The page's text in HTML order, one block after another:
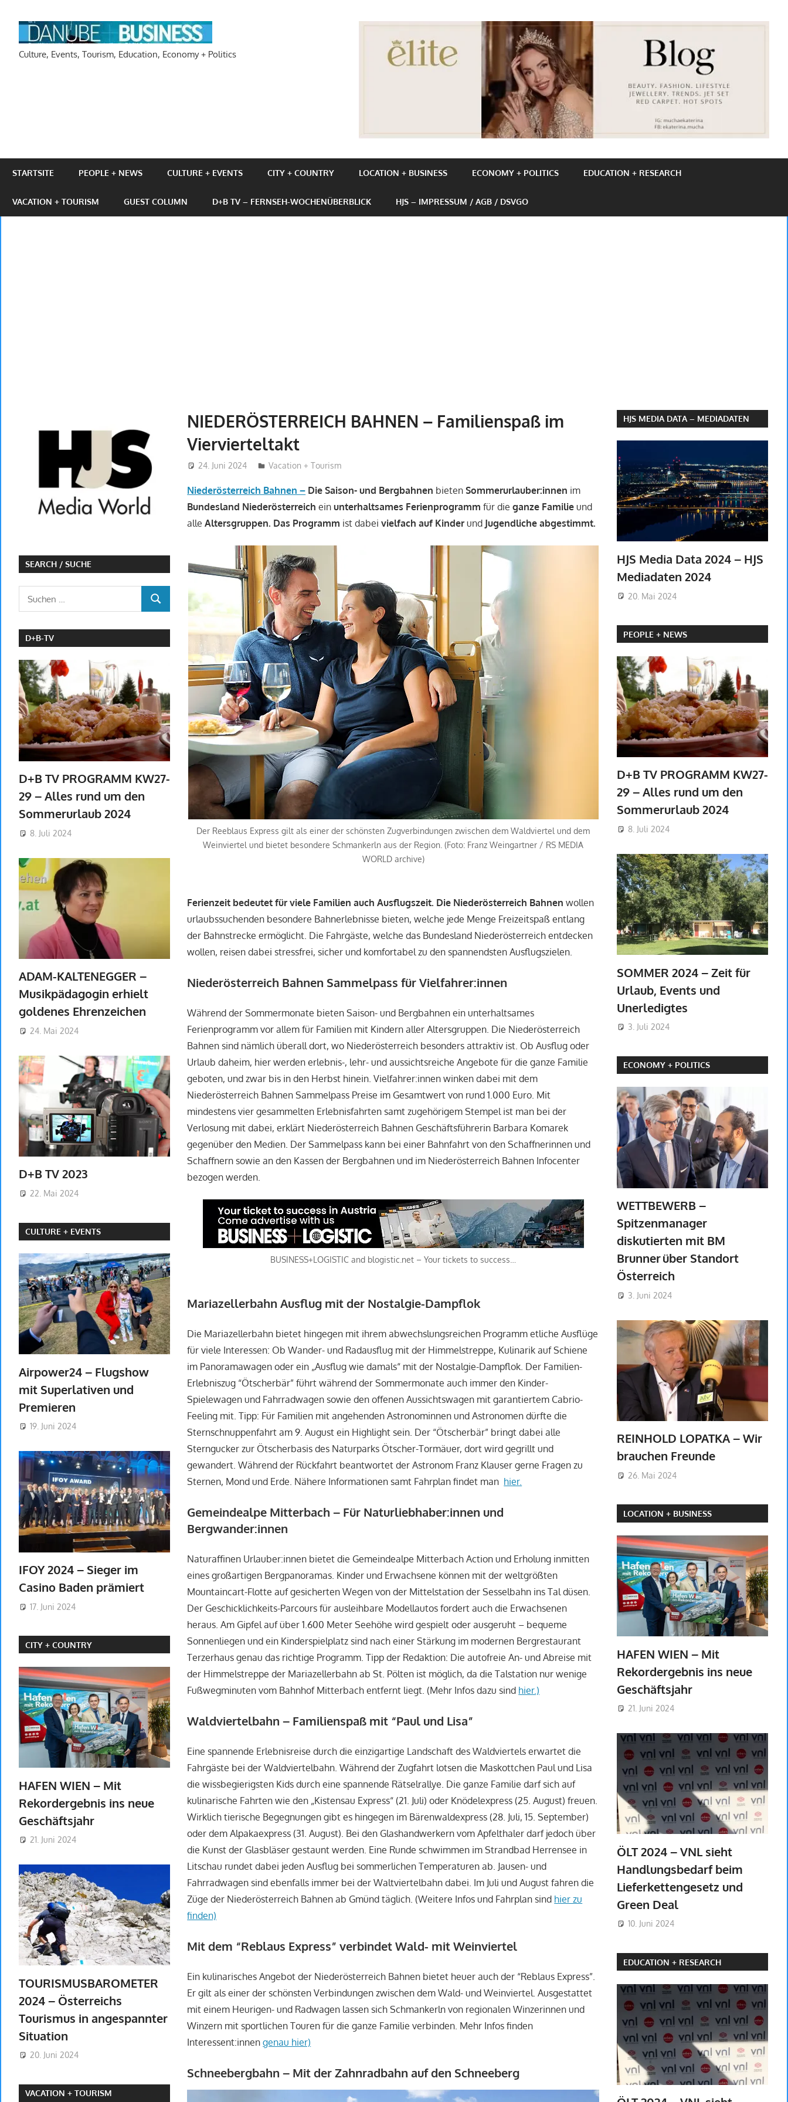
Inhalt
springen
Culture, Events, Tourism, Education, Economy + Politics
STARTSITE PEOPLE + NEWS CULTURE + EVENTS CITY + COUNTRY LOCATION + BUSINESS ECONOMY + POLITICS EDUCATION + RESEARCH
VACATION + TOURISM GUEST COLUMN D+B TV – FERNSEH-WOCHENÜBERBLICK HJS – IMPRESSUM / AGB / DSVGO
NIEDERÖSTERREICH BAHNEN – Familienspaß im
Viervierteltakt
24. Juni 2024 Hans-Joachim Schlobach
Vacation + Tourism
Niederösterreich Bahnen – Die Saison- und Bergbahnen bieten Sommerurlauber:innen im
Bundesland Niederösterreicheinunterhaltsames Ferienprogrammfür dieganze Familieund
alle Altersgruppen. Das Programm ist dabeivielfach auf Kinderund Jugendliche abgestimmt.
Der Reeblaus Express gilt als einer der schönsten Zugverbindungen zwischen dem Waldviertel und dem
Weinviertel und bietet besondere Schmankerln aus der Region. (Foto: Franz Weingartner / RS MEDIA
WORLD archive)
Ferienzeit bedeutet für viele Familien auch Ausflugszeit. Die Niederösterreich Bahnenwollen
urlaubssuchenden besondere Bahnerlebnisse bieten, welche jede Menge Freizeitspaß entlang
der Bahnstrecke ermöglicht. Die Fahrgäste, welche das Bundesland Niederösterreich entdecken
wollen, reisen dabei stressfrei, sicher und komfortabel zu den spannendsten Ausflugszielen.
Niederösterreich Bahnen Sammelpass für Vielfahrer:innen
Während der Sommermonate bieten Saison- und Bergbahnen ein unterhaltsames
Ferienprogramm vor allem für Familien mit Kindern aller Altersgruppen. Die Niederösterreich
Bahnen sind nämlich überall dort, wo Niederösterreich besonders attraktiv ist. Ob Ausflug oder
Urlaub daheim, hier werden erlebnis-, lehr- und aussichtsreiche Angebote für die ganze Familie
geboten, und zwar bis in den Herbst hinein. Vielfahrer:innen winken dabei mit dem
Niederösterreich Bahnen Sammelpass Preise im Gesamtwert von rund 1.000 Euro. Mit
mindestens vier gesammelten Erlebnisfahrten samt zugehörigem Stempel ist man bei der
Verlosung mit dabei, erklärt Niederösterreich Bahnen Geschäftsführerin Barbara Komarek
gegenüber den Medien. Der Sammelpass kann bei einer Bahnfahrt von den Schaffnerinnen und
Schaffnern sowie an den Kassen der Bergbahnen und im Niederösterreich Bahnen Infocenter
bezogen werden.
BUSINESS+LOGISTIC and blogistic.net – Your tickets to success…
Mariazellerbahn Ausflug mit der Nostalgie-Dampflok
Die Mariazellerbahn bietet hingegen mit ihrem abwechslungsreichen Programm etliche Ausflüge
für viele Interessen: Ob Wander- und Radausflug mit der Himmelstreppe, Kulinarik auf Schiene
im Panoramawagen oder ein „Ausflug wie damals“ mit der Nostalgie-Dampflok. Der Familien-
Erlebniszug “Ötscherbär” führt während der Sommermonate auch immer den Kinder-
Spielewagen und Fahrradwagen sowie den offenen Aussichtswagen mit garantiertem Cabrio-
Feeling mit. Tipp: Für Familien mit angehenden Astronominnen und Astronomen dürfte die
Sternschnuppenfahrt am 9. August ein Highlight sein. Der “Ötscherbär” bringt dabei alle
Sterngucker zur Ötscherbasis des Naturparks Ötscher-Tormäuer, dort wird gegrillt und
gewandert. Während der Rückfahrt beantwortet der Astronom Franz Klauser gerne Fragen zu
Sternen, Mond und Erde. Nähere Informationen samt Fahrplan findet man hier.
Gemeindealpe Mitterbach – Für Naturliebhaber:innen und
Bergwander:innen
Naturaffinen Urlauber:innen bietet die Gemeindealpe Mitterbach Action und Erholung inmitten
eines großartigen Bergpanoramas. Kinder und Erwachsene können mit der weltgrößten
Mountaincart-Flotte auf gesicherten Wegen von der Mittelstation der Sesselbahn ins Tal düsen.
Der Geschicklichkeits-Parcours für ausleihbare Modellautos fordert auch die Erwachsenen
heraus. Am Gipfel auf über 1.600 Meter Seehöhe wird gespielt oder ausgeruht – bequeme
Sonnenliegen und ein Kinderspielplatz sind nach einer Stärkung im modernen Bergrestaurant
Terzerhaus genau das richtige Programm. Tipp der Redaktion: Die autofreie An- und Abreise mit
der Himmelstreppe der Mariazellerbahn ab St. Pölten ist möglich, da die Talstation nur wenige
Fußwegminuten vom Bahnhof Mitterbach entfernt liegt. (Mehr Infos dazu sind hier.)
Waldviertelbahn – Familienspaß mit “Paul und Lisa”
Eine spannende Erlebnisreise durch die einzigartige Landschaft des Waldviertels erwartet die
Fahrgäste bei der Waldviertelbahn. Während der Zugfahrt lotsen die Maskottchen Paul und Lisa
die wissbegierigsten Kids durch eine spannende Rätselrallye. Die ganze Familie darf sich auf
kulinarische Fahrten wie den „Kistensau Express“ (21. Juli) oder Knödelexpress (25. August) freuen.
Wirklich tierische Begegnungen gibt es hingegen im Bärenwaldexpress (28. Juli, 15. September)
oder dem Alpakaexpress (31. August). Bei den Glashandwerkern vom Apfelthaler darf jedoch über
die Kunst der Glasbläser gestaunt werden. Eine Runde schwimmen im Strandbad Herrensee in
Litschau rundet dabei jeden Ausflug bei sommerlichen Temperaturen ab. Jausen- und
Fahrradwagen sind ebenfalls immer bei der Waltviertelbahn dabei. Im Juli und August fahren die
Züge der Niederösterreich Bahnen ab Gmünd täglich. (Weitere Infos und Fahrplan sind hier zu
finden)
Mit dem “Reblaus Express” verbindet Wald- mit Weinviertel
Ein kulinarisches Angebot der Niederösterreich Bahnen bietet heuer auch der “Reblaus Express”.
Er gilt als einer der schönsten Verbindungen zwischen dem Wald- und Weinviertel. Ausgestattet
mit einem Heurigen- und Radwagen lassen sich Schmankerln von regionalen Winzerinnen und
Winzern mit sportlichen Touren für die ganze Familie verbinden. Mehr Infos finden
Interessent:innengenau hier)
Schneebergbahn – Mit der Zahnradbahn auf den Schneeberg
SEARCH / SUCHE
SUCHEN
D+B-TV
D+B TV PROGRAMM KW27-
29 – Alles rund um den
Sommerurlaub 2024
8. Juli 2024
ADAM-KALTENEGGER –
Musikpädagogin erhielt
goldenes Ehrenzeichen
24. Mai 2024
D+B TV 2023
22. Mai 2024
CULTURE + EVENTS
Airpower24 – Flugshow
mit Superlativen und
Premieren
19. Juni 2024
IFOY 2024 – Sieger im
Casino Baden prämiert
17. Juni 2024
CITY + COUNTRY
HAFEN WIEN – Mit
Rekordergebnis ins neue
Geschäftsjahr
21. Juni 2024
TOURISMUSBAROMETER
2024 – Österreichs
Tourismus in angespannter
Situation
20. Juni 2024
VACATION + TOURISM
HJS MEDIA DATA – MEDIADATEN
HJS Media Data 2024 – HJS
Mediadaten 2024
20. Mai 2024
PEOPLE + NEWS
D+B TV PROGRAMM KW27-
29 – Alles rund um den
Sommerurlaub 2024
8. Juli 2024
SOMMER 2024 – Zeit für
Urlaub, Events und
Unerledigtes
3. Juli 2024
ECONOMY + POLITICS
WETTBEWERB –
Spitzenmanager
diskutierten mit BM
Brunner über Standort
Österreich
3. Juni 2024
REINHOLD LOPATKA – Wir
brauchen Freunde
26. Mai 2024
LOCATION + BUSINESS
HAFEN WIEN – Mit
Rekordergebnis ins neue
Geschäftsjahr
21. Juni 2024
ÖLT 2024 – VNL sieht
Handlungsbedarf beim
Lieferkettengesetz und
Green Deal
10. Juni 2024
EDUCATION + RESEARCH